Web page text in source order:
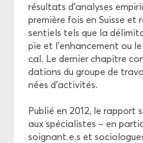
ré­sul­tats d'ana­lyses
pre­mière fois en Suisse
sen­tiels tels que la
pie et l'en­han­ce­ment ou
cal. Le der­nier cha­pitre
da­tions du groupe de
nées d'ac­ti­vi­tés.
Pu­blié en 2012, le rap­port
aux spé­cia­listes – en
soi­gnant.e.s et